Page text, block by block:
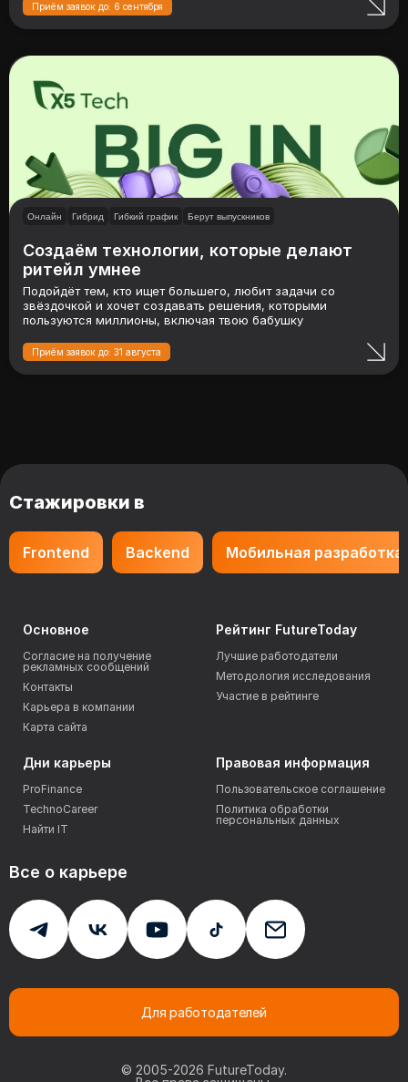
Приём заявок до: 6 сентября
Онлайн Гибрид Гибкий график Берут выпускников
Создаём технологии, которые делают
ритейл умнее
Подойдёт тем, кто ищет большего, любит задачи со
звёздочкой и хочет создавать решения, которыми
пользуются миллионы, включая твою бабушку
Приём заявок до: 31 августа
Стажировки в
Frontend Backend Мобильная разработка
Для работодателей
© 2005-2026 FutureToday.
Все о карьере
Основное
Согласие на получение
рекламных сообщений
Контакты
Карьера в компании
Карта сайта
Рейтинг FutureToday
Лучшие работодатели
Методология исследования
Участие в рейтинге
Дни карьеры
ProFinance
TechnoCareer
Найти IT
Правовая информация
Пользовательское соглашение
Политика обработки
персональных данных